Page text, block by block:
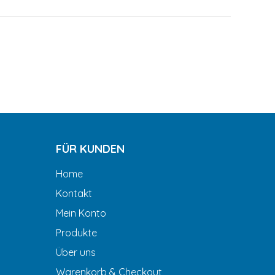
FÜR KUNDEN
Home
Kontakt
Mein Konto
Produkte
Über uns
Warenkorb & Checkout